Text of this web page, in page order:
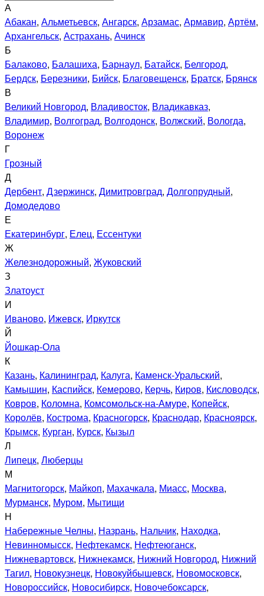
А
Абакан, Альметьевск, Ангарск, Арзамас, Армавир, Артём,
Архангельск, Астрахань, Ачинск
Б
Балаково, Балашиха, Барнаул, Батайск, Белгород,
Бердск, Березники, Бийск, Благовещенск, Братск, Брянск
В
Великий Новгород, Владивосток, Владикавказ,
Владимир, Волгоград, Волгодонск, Волжский, Вологда,
Воронеж
Г
Грозный
Д
Дербент, Дзержинск, Димитровград, Долгопрудный,
Домодедово
Е
Екатеринбург, Елец, Ессентуки
Ж
Железнодорожный, Жуковский
З
Златоуст
И
Иваново, Ижевск, Иркутск
Й
Йошкар-Ола
К
Казань, Калининград, Калуга, Каменск-Уральский,
Камышин, Каспийск, Кемерово, Керчь, Киров, Кисловодск,
Ковров, Коломна, Комсомольск-на-Амуре, Копейск,
Королёв, Кострома, Красногорск, Краснодар, Красноярск,
Крымск, Курган, Курск, Кызыл
Л
Липецк, Люберцы
М
Магнитогорск, Майкоп, Махачкала, Миасс, Москва,
Мурманск, Муром, Мытищи
Н
Набережные Челны, Назрань, Нальчик, Находка,
Невинномысск, Нефтекамск, Нефтеюганск,
Нижневартовск, Нижнекамск, Нижний Новгород, Нижний
Тагил, Новокузнецк, Новокуйбышевск, Новомосковск,
Новороссийск, Новосибирск, Новочебоксарск,